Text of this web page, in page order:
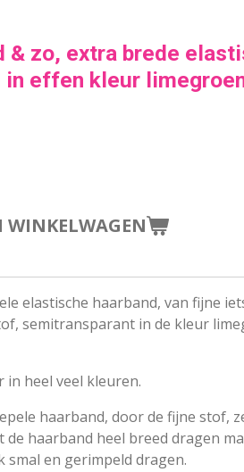
& zo, extra brede
in effen kleur
WINKELWAGEN
elastische haarband, van fijne
semitransparant in de kleur
in heel veel kleuren.
haarband, door de fijne stof,
de haarband heel breed dragen
smal en gerimpeld dragen.